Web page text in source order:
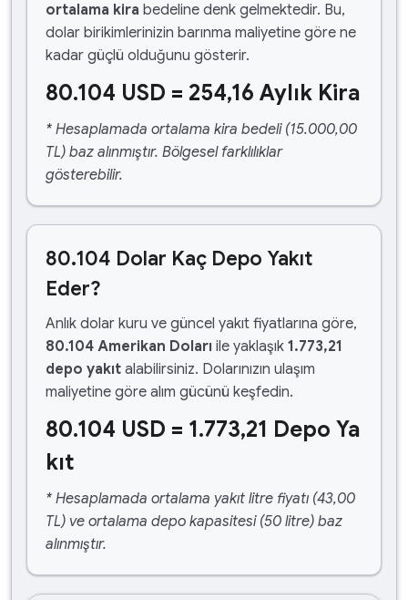
ortalama kira bedeline denk gelmektedir. Bu,
dolar birikimlerinizin barınma maliyetine göre ne
kadar güçlü olduğunu gösterir.
80.104 USD = 254,16 Aylık Kira
* Hesaplamada ortalama kira bedeli (15.000,00
TL) baz alınmıştır. Bölgesel farklılıklar
gösterebilir.
80.104 Dolar Kaç Depo Yakıt
Eder?
Anlık dolar kuru ve güncel yakıt fiyatlarına göre,
80.104 Amerikan Doları ile yaklaşık 1.773,21
depo yakıt alabilirsiniz. Dolarınızın ulaşım
maliyetine göre alım gücünü keşfedin.
80.104 USD = 1.773,21 Depo Ya
kıt
* Hesaplamada ortalama yakıt litre fiyatı (43,00
TL) ve ortalama depo kapasitesi (50 litre) baz
alınmıştır.